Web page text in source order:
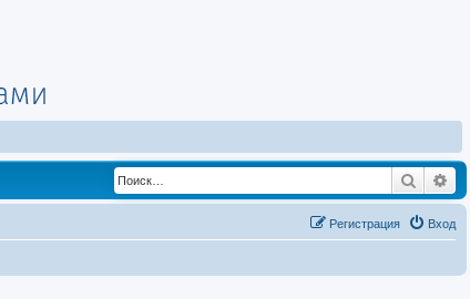
Поиск
Вход
Регистрация